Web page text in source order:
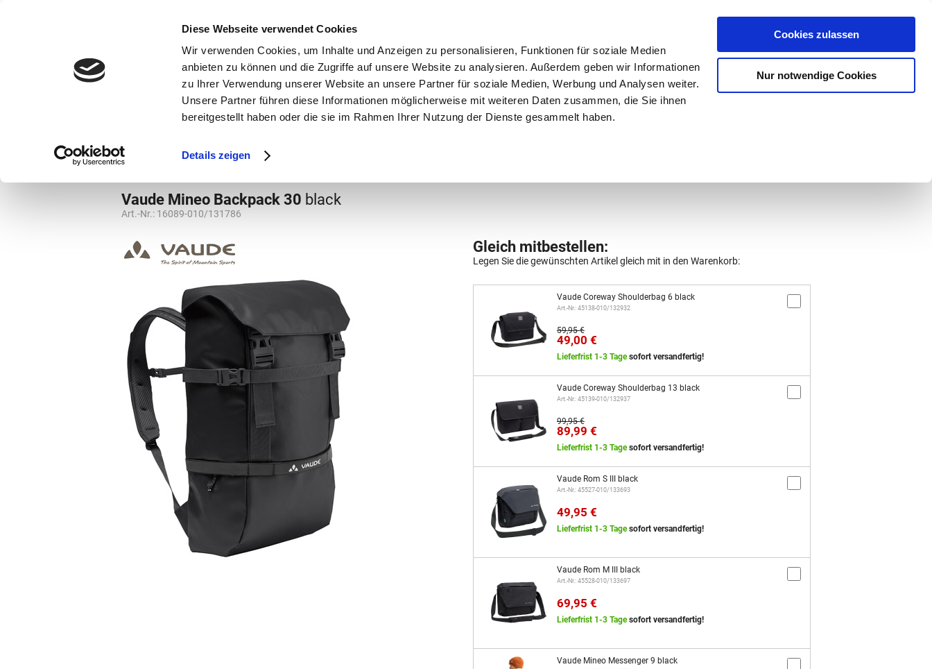
Diese Webseite verwendet Cookies
Wir verwenden Cookies, um Inhalte und Anzeigen zu personalisieren, Funktionen für soziale Medien
anbieten zu können und die Zugriffe auf unsere Website zu analysieren. Außerdem geben wir Informationen
zu Ihrer Verwendung unserer Website an unsere Partner für soziale Medien, Werbung und Analysen weiter.
Unsere Partner führen diese Informationen möglicherweise mit weiteren Daten zusammen, die Sie ihnen
bereitgestellt haben oder die sie im Rahmen Ihrer Nutzung der Dienste gesammelt haben.
Details zeigen
Cookies zulassen
Nur notwendige Cookies
bestellen und ausdrucken
3 x täglich an Werktagen!
0,00 €
Vaude Mineo Backpack 30 black
Art.-Nr.: 16089-010/131786
Gleich mitbestellen:
Legen Sie die gewünschten Artikel gleich mit in den Warenkorb:
Vaude Coreway Shoulderbag 6 black
Art.-Nr.: 45138-010/132932
59,95 €
49,00 €
Lieferfrist 1-3 Tagesofort versandfertig!
Vaude Coreway Shoulderbag 13 black
Art.-Nr.: 45139-010/132937
99,95 €
89,99 €
Lieferfrist 1-3 Tagesofort versandfertig!
Vaude Rom S III black
Art.-Nr.: 45527-010/133693
49,95 €
Lieferfrist 1-3 Tagesofort versandfertig!
Vaude Rom M III black
Art.-Nr.: 45528-010/133697
69,95 €
Lieferfrist 1-3 Tagesofort versandfertig!
Vaude Mineo Messenger 9 black